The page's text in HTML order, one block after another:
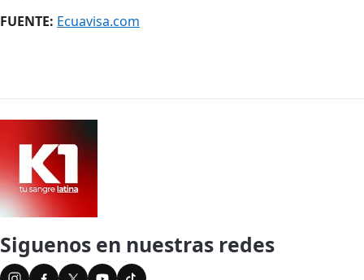
FUENTE: Ecuavisa.com
Siguenos en nuestras redes